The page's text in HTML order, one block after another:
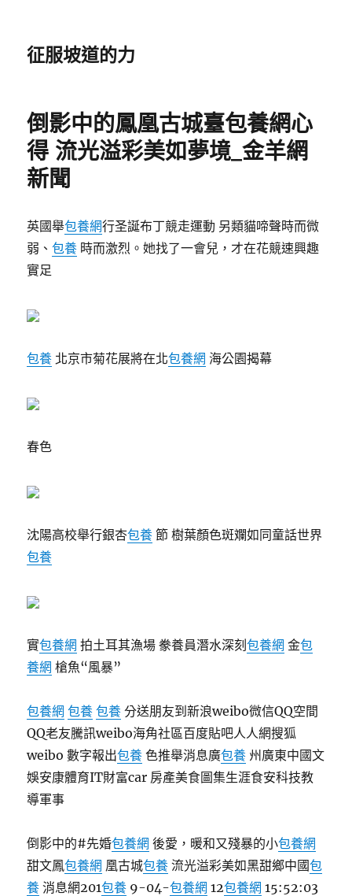
征服坡道的力
倒影中的鳳凰古城臺包養網心
得 流光溢彩美如夢境_金羊網
新聞
英國舉包養網行圣誕布丁競走運動 另類貓啼聲時而微
弱、包養 時而激烈。她找了一會兒，才在花競速興趣
實足
包養 北京市菊花展將在北包養網 海公園揭幕
春色
沈陽高校舉行銀杏包養 節 樹葉顏色斑斕如同童話世界
包養
實包養網 拍土耳其漁場 豢養員潛水深刻包養網 金包
養網 槍魚“風暴”
包養網 包養 包養 分送朋友到新浪weibo微信QQ空間
QQ老友騰訊weibo海角社區百度貼吧人人網搜狐
weibo 數字報出包養 色推舉消息廣包養 州廣東中國文
娛安康體育IT財富car 房產美食圖集生涯食安科技教
導軍事
倒影中的#先婚包養網 後愛，暖和又殘暴的小包養網
甜文鳳包養網 凰古城包養 流光溢彩美如黑甜鄉中國包
養 消息網201包養 9-04-包養網 12包養網 15:52:03